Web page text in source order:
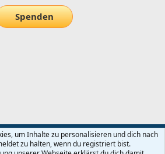
Spenden
Datenschutz Hilfe und Impressum Start
um Inhalte zu personalisieren und dich nach
zu halten, wenn du registriert bist.